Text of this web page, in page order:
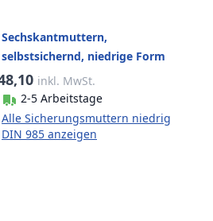
Sechskantmuttern,
selbstsichernd, niedrige Form
DIN 985 A4-80 M12 Gleitmo
(200 Stück)
inkl. MwSt.
2-5 Arbeitstage
Alle Sicherungsmuttern niedrig
DIN 985 anzeigen